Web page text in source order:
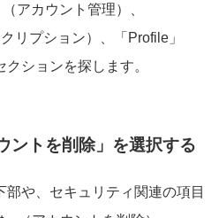
アカウント管理）、
リプション）、「Profile」
クションを探します。
ントを削除」を選択する
や、セキュリティ関連の項目